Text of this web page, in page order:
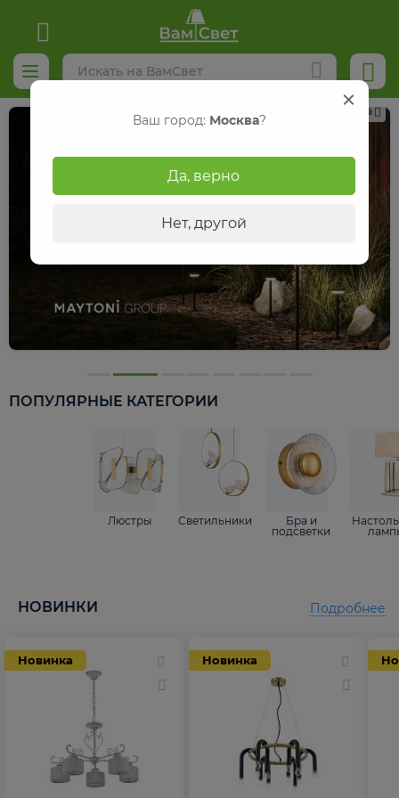
Реклама
ПОПУЛЯРНЫЕ КАТЕГОРИИ
Люстры Светильники
Бра и
подсветки
НОВИНКИ
Новинка Новинка
Подробнее
Ваш город: Москва?
Да, верно
Нет, другой